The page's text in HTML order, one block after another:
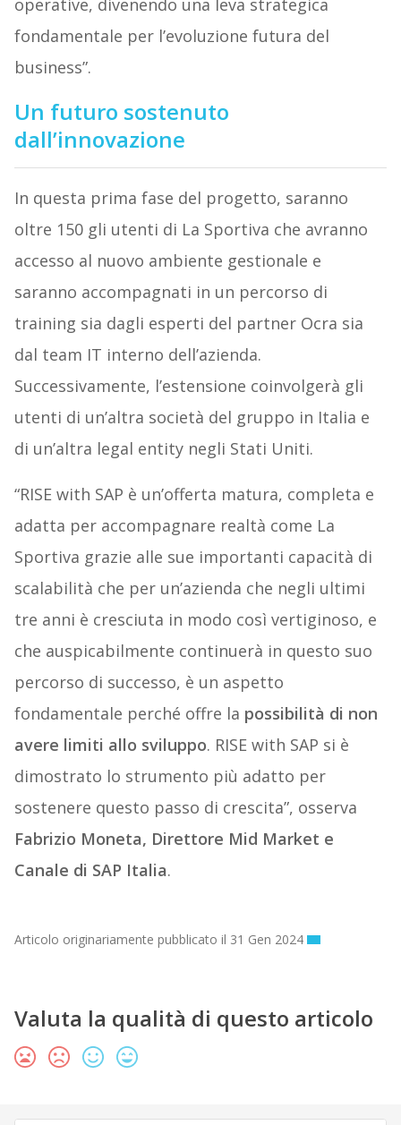
operative, divenendo una leva strategica
fondamentale per l’evoluzione futura del
business”.
Un futuro sostenuto
dall’innovazione
In questa prima fase del progetto, saranno
oltre 150 gli utenti di La Sportiva che avranno
accesso al nuovo ambiente gestionale e
saranno accompagnati in un percorso di
training sia dagli esperti del partner Ocra sia
dal team IT interno dell’azienda.
Successivamente, l’estensione coinvolgerà gli
utenti di un’altra società del gruppo in Italia e
di un’altra legal entity negli Stati Uniti.
“RISE with SAP è un’offerta matura, completa e
adatta per accompagnare realtà come La
Sportiva grazie alle sue importanti capacità di
scalabilità che per un’azienda che negli ultimi
tre anni è cresciuta in modo così vertiginoso, e
che auspicabilmente continuerà in questo suo
percorso di successo, è un aspetto
fondamentale perché offre la possibilità di non
avere limiti allo sviluppo. RISE with SAP si è
dimostrato lo strumento più adatto per
sostenere questo passo di crescita”, osserva
Fabrizio Moneta, Direttore Mid Market e
Canale di SAP Italia.
Articolo originariamente pubblicato il 31 Gen 2024
Valuta la qualità di questo articolo